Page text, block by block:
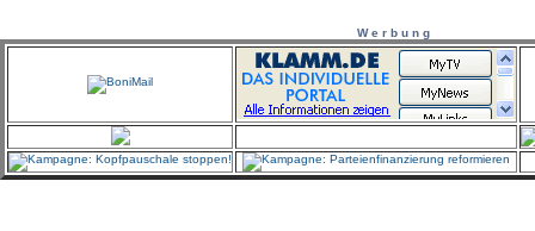
W e r b u n g